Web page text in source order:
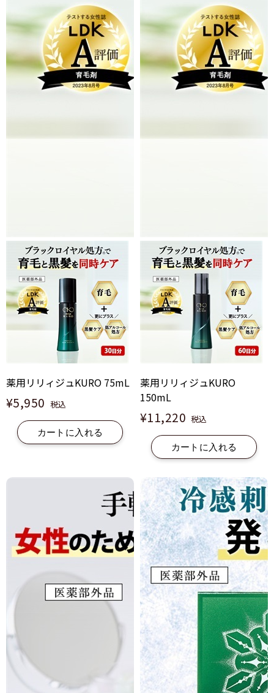
薬用リリィジュKURO 75mL
¥5,950 税込
カートに入れる
薬用リリィジュKURO
150mL
¥11,220 税込
カートに入れる